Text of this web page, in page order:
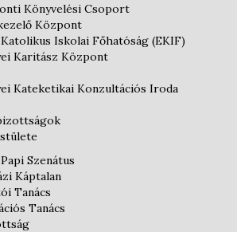
Könyvelési Csoport
Központ
Iskolai Főhatóság (EKIF)
Karitász Központ
Kateketikai Konzultációs Iroda
Szenátus
Káptalan
Tanács
Tanács